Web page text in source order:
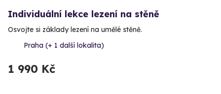
Individuální lekce lezení na stěně
Osvojte si základy lezení na umělé stěně.
Praha (+ 1 další lokalita)
1 990 Kč